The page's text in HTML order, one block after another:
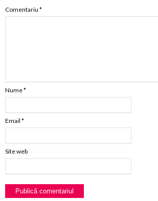
Comentariu *
Nume*
Email *
Site web